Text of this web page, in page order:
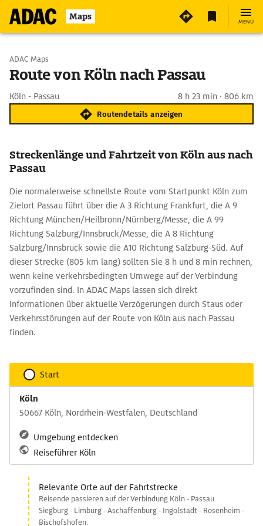
Maps MENÜ
Start wählen
ADAC Maps
Route von Köln nach Passau
Köln - Passau 8 h 23 min · 806 km
Routendetails anzeigen
Streckenlänge und Fahrtzeit von Köln aus nach
Passau
Die normalerweise schnellste Route vom Startpunkt Köln zum
Zielort Passau führt über die A 3 Richtung Frankfurt, die A 9
Richtung München/Heilbronn/Nürnberg/Messe, die A 99
Richtung Salzburg/Innsbruck/Messe, die A 8 Richtung
Salzburg/Innsbruck sowie die A10 Richtung Salzburg-Süd. Auf
dieser Strecke (805 km lang) sollten Sie 8 h und 8 min rechnen,
wenn keine verkehrsbedingten Umwege auf der Verbindung
vorzufinden sind. In ADAC Maps lassen sich direkt
Informationen über aktuelle Verzögerungen durch Staus oder
Verkehrsstörungen auf der Route von Köln aus nach Passau
finden.
Start
Köln
50667 Köln, Nordrhein-Westfalen, Deutschland
Umgebung entdecken
Reiseführer Köln
Relevante Orte auf der Fahrtstrecke
Reisende passieren auf der Verbindung Köln - Passau
Siegburg - Limburg - Aschaffenburg - Ingolstadt - Rosenheim -
Bischofshofen.